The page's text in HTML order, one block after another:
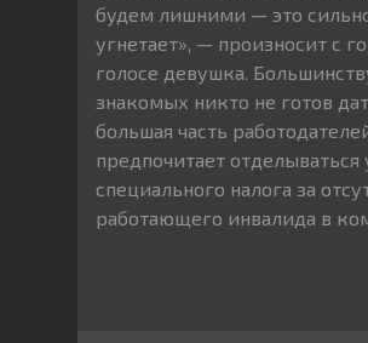
будем лишними — это
угнетает», — произносит с
голосе девушка.
знакомых никто не готов
большая часть
предпочитает отделываться
специального налога за
работающего инвалида в